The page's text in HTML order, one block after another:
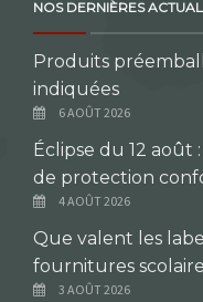
NOS DERNIÈRES
Produits
indiquées
6 AOÛT 2026
Éclipse du 12
de protection
4 AOÛT 2026
Que valent les
fournitures
3 AOÛT 2026